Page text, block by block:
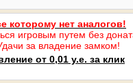
которому нет аналогов!
игровым путем без
за владение замком!
от 0,01 у.е. за клик